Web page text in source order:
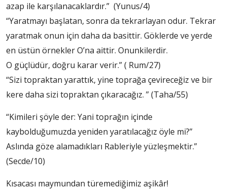
azap ile karşılanacaklardır.” (Yunus/4)
“Yaratmayı başlatan, sonra da tekrarlayan odur. Tekrar
yaratmak onun için daha da basittir. Göklerde ve yerde
en üstün örnekler O’na aittir. Onunkilerdir.
O güçlüdür, doğru karar verir.” ( Rum/27)
“Sizi topraktan yarattık, yine toprağa çevireceğiz ve bir
kere daha sizi topraktan çıkaracağız. ” (Taha/55)
“Kimileri şöyle der: Yani toprağın içinde
kaybolduğumuzda yeniden yaratılacağız öyle mi?”
Aslında göze alamadıkları Rableriyle yüzleşmektir.”
(Secde/10)
Kısacası maymundan türemediğimiz aşikâr!